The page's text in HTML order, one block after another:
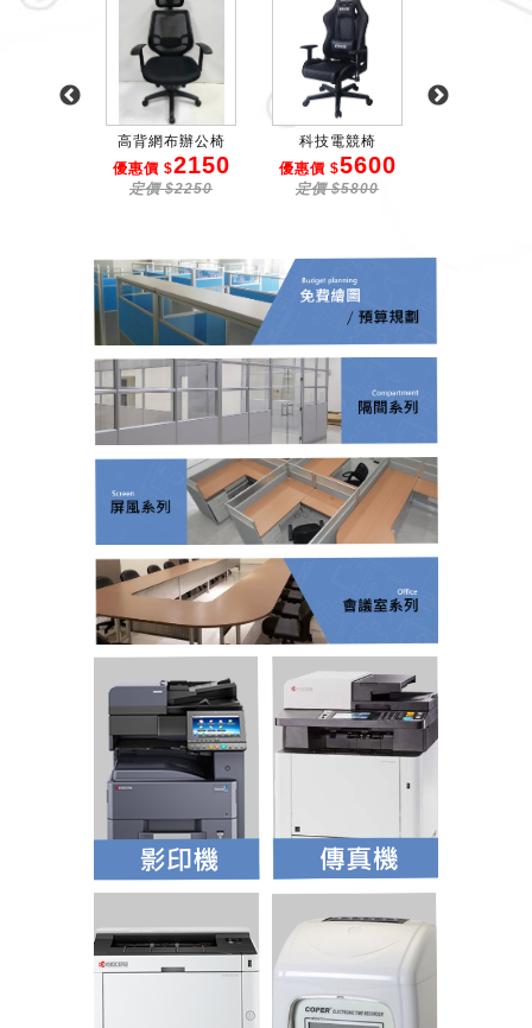
高背網布辦公椅
優惠價 $2150
定價 $2250
科技電競椅
優惠價 $5600
定價 $5800